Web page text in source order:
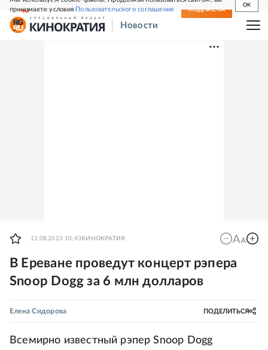
принимаете условияПользовательского соглашения
OK
СВЕЖИЙ НОМЕР ПОДПИСКА
Новости
12.08.2023 10:43 КИНОКРАТИЯ
В Ереване проведут концерт рэпера
Snoop Dogg за 6 млн долларов
Елена Сидорова ПОДЕЛИТЬСЯ
Всемирно известный рэпер Snoop Dogg